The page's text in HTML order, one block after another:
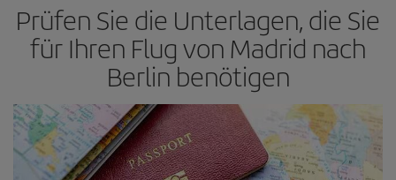
Prüfen Sie die Unterlagen, die Sie
für Ihren Flug von Madrid nach
Berlin benötigen